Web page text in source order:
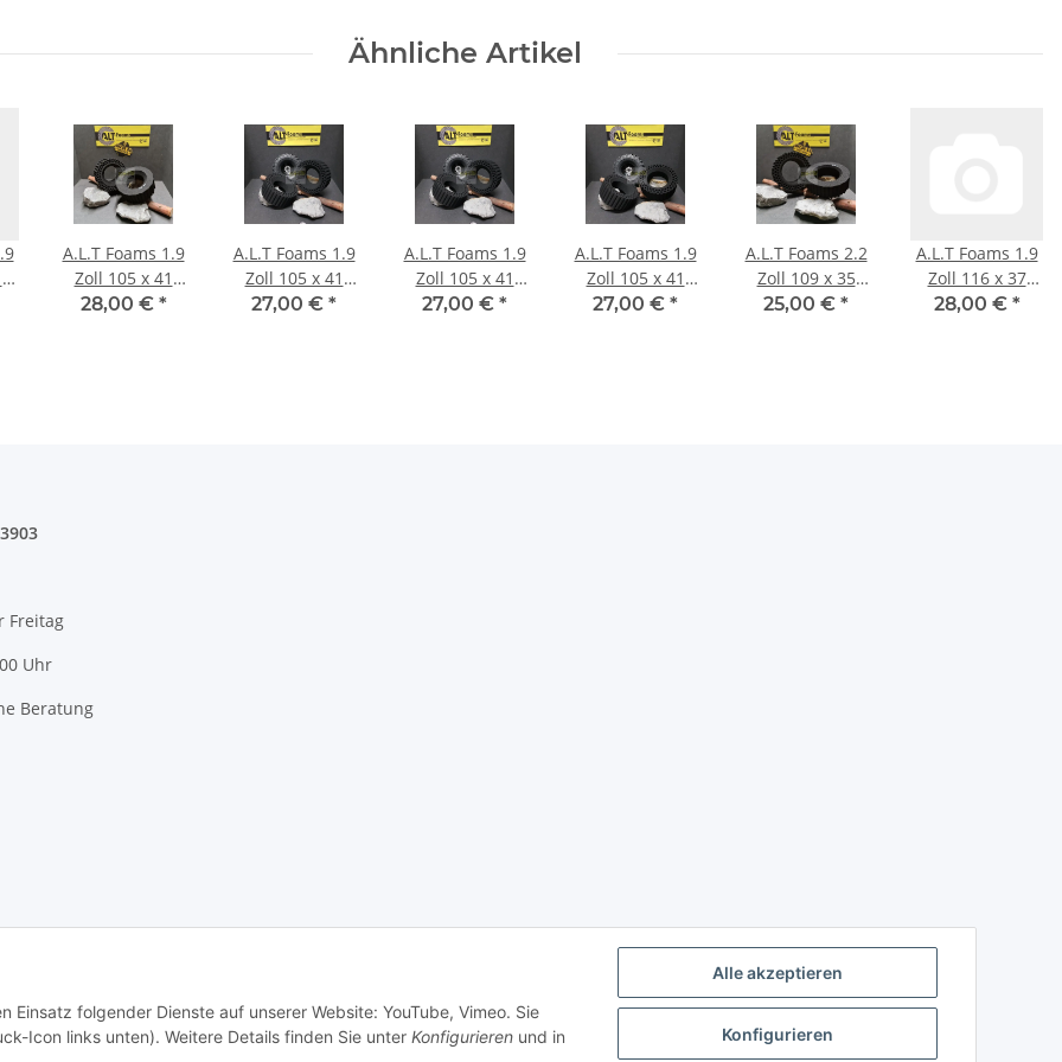
Alle akzeptieren
Konfigurieren
Einsatz folgender Dienste auf unserer Website: YouTube, Vimeo. Sie
Icon links unten). Weitere Details finden Sie unter Konfigurieren und in
Ähnliche Artikel
A.L.T Foams 1.9
Zoll 105 x 41
mm Ghost (2
28,00 € *
A.L.T Foams 1.9
Zoll 105 x 41
mm (2 Stück)
27,00 € *
A.L.T Foams 1.9
Zoll 105 x 41
mm Soft (2
27,00 € *
A.L.T Foams 1.9
Zoll 105 x 41
mm Soft für 1
27,00 € *
A.L.T Foams 2.2
Zoll 109 x 35
mm Ultra Super
25,00 € *
A.L.T Foams 1.9
Zoll 116 x 37
mm Ultra Super
28,00 € *
Freitag
Uhr
Beratung